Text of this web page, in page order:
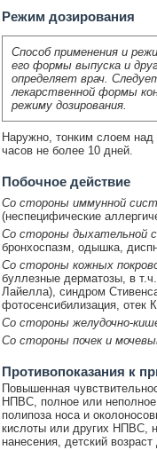
Режим дозирования
Способ применения и
его формы выпуска и
определяет врач.
лекарственной формы
режиму дозирования.
Наружно, тонким слоем над
часов не более 10 дней.
Побочное действие
Со стороны иммунной
(неспецифические
Со стороны дыхательной
бронхоспазм, одышка,
Со стороны кожных
буллезные дерматозы, в
Лайелла), синдром
фотосенсибилизация, отек
Со стороны желудочно-
Со стороны почек и
Противопоказания к
Повышенная
НПВС, полное или
полипоза носа и
кислоты или других НПВС,
нанесения, детский